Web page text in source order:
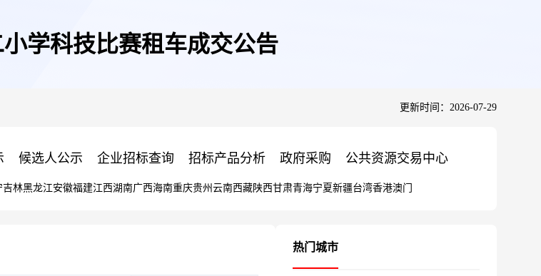
学科技比赛租车成交公告
更新时间：2026-07-29
候选人公示 企业招标查询 招标产品分析 政府采购 公共资源交易中心
吉林黑龙江安徽福建江西湖南广西海南重庆贵州 云南西藏陕西甘肃青海宁夏新疆台湾香港澳门
热门城市